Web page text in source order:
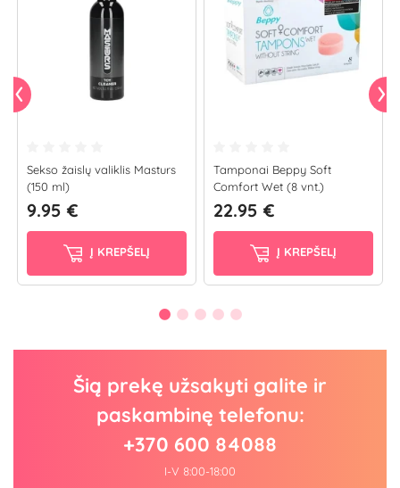
Sekso žaislų valiklis Masturs
(150 ml)
9.95 €
Į KREPŠELĮ
Tamponai Beppy Soft
Comfort Wet (8 vnt.)
22.95 €
Į KREPŠELĮ
Šią prekę užsakyti galite ir
paskambinę telefonu:
+370 600 84088
I-V 8:00-18:00